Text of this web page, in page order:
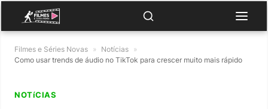
Filmes e Séries Novas » Notícias »
Como usar trends de áudio no TikTok para crescer muito mais rápido
NOTíCIAS